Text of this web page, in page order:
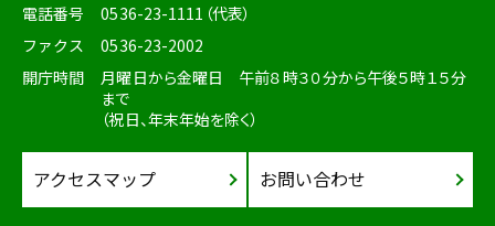
電話番号
0536-23-1111（代表）
ファクス
0536-23-2002
開庁時間
月曜日から金曜日 午前８時３０分から午後５時１５分
まで
（祝日、年末年始を除く）
アクセスマップ お問い合わせ